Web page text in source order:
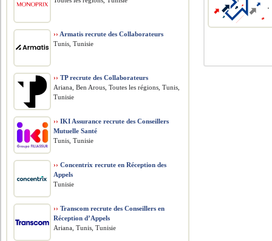
›› Armatis recrute des Collaborateurs
Tunis, Tunisie
›› TP recrute des Collaborateurs
Ariana, Ben Arous, Toutes les régions, Tunis,
Tunisie
›› IKI Assurance recrute des Conseillers
Mutuelle Santé
Tunis, Tunisie
›› Concentrix recrute en Réception des
Appels
Tunisie
›› Transcom recrute des Conseillers en
Réception d’Appels
Ariana, Tunis, Tunisie